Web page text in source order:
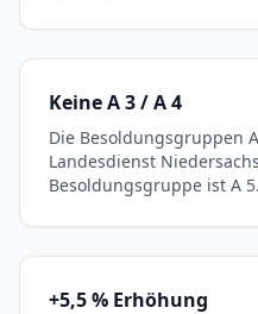
Keine A 3 / A 4
Die Besoldungsgruppen
Landesdienst
Besoldungsgruppe ist A 5.
+5,5 % Erhöhung